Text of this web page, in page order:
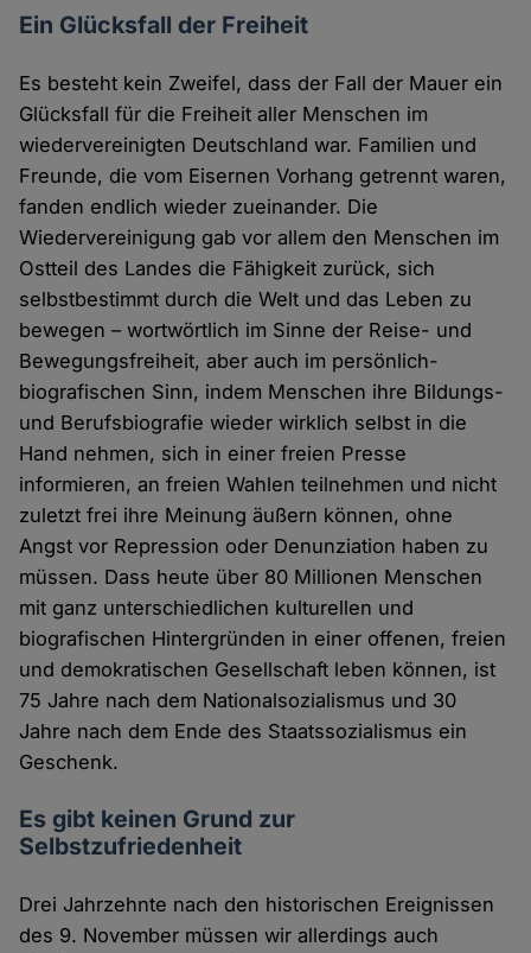
Ein Glücksfall der Freiheit
Es besteht kein Zweifel, dass der Fall der Mauer ein
Glücksfall für die Freiheit aller Menschen im
wiedervereinigten Deutschland war. Familien und
Freunde, die vom Eisernen Vorhang getrennt waren,
fanden endlich wieder zueinander. Die
Wiedervereinigung gab vor allem den Menschen im
Ostteil des Landes die Fähigkeit zurück, sich
selbstbestimmt durch die Welt und das Leben zu
bewegen – wortwörtlich im Sinne der Reise- und
Bewegungsfreiheit, aber auch im persönlich-
biografischen Sinn, indem Menschen ihre Bildungs-
und Berufsbiografie wieder wirklich selbst in die
Hand nehmen, sich in einer freien Presse
informieren, an freien Wahlen teilnehmen und nicht
zuletzt frei ihre Meinung äußern können, ohne
Angst vor Repression oder Denunziation haben zu
müssen. Dass heute über 80 Millionen Menschen
mit ganz unterschiedlichen kulturellen und
biografischen Hintergründen in einer offenen, freien
und demokratischen Gesellschaft leben können, ist
75 Jahre nach dem Nationalsozialismus und 30
Jahre nach dem Ende des Staatssozialismus ein
Geschenk.
Es gibt keinen Grund zur
Selbstzufriedenheit
Drei Jahrzehnte nach den historischen Ereignissen
des 9. November müssen wir allerdings auch